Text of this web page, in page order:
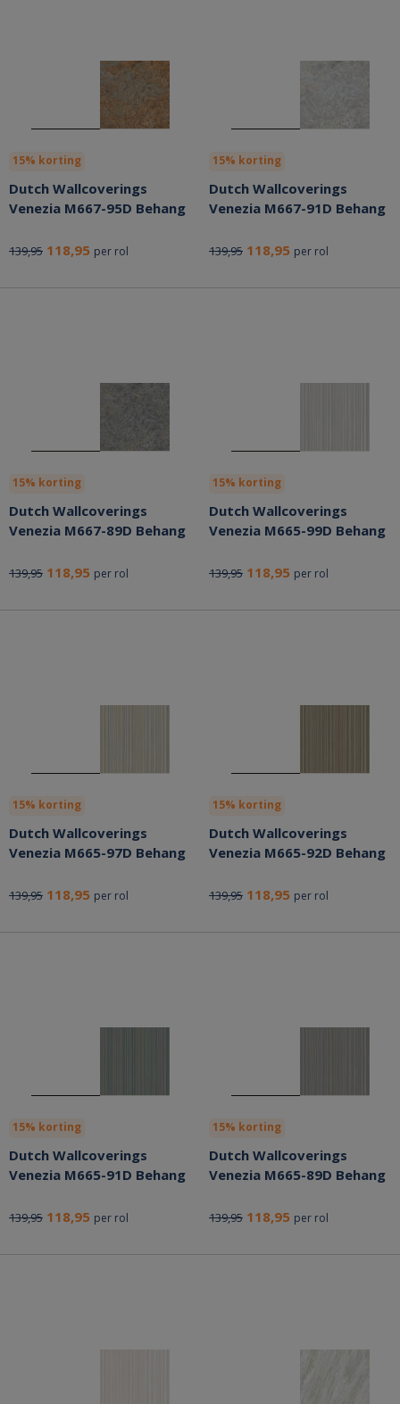
15% korting
Dutch Wallcoverings
Venezia M667-95D Behang
139,95 118,95 per rol
15% korting
Dutch Wallcoverings
Venezia M667-91D Behang
139,95 118,95 per rol
15% korting
Dutch Wallcoverings
Venezia M667-89D Behang
139,95 118,95 per rol
15% korting
Dutch Wallcoverings
Venezia M665-99D Behang
139,95 118,95 per rol
15% korting
Dutch Wallcoverings
Venezia M665-97D Behang
139,95 118,95 per rol
15% korting
Dutch Wallcoverings
Venezia M665-92D Behang
139,95 118,95 per rol
15% korting
Dutch Wallcoverings
Venezia M665-91D Behang
139,95 118,95 per rol
15% korting
Dutch Wallcoverings
Venezia M665-89D Behang
139,95 118,95 per rol